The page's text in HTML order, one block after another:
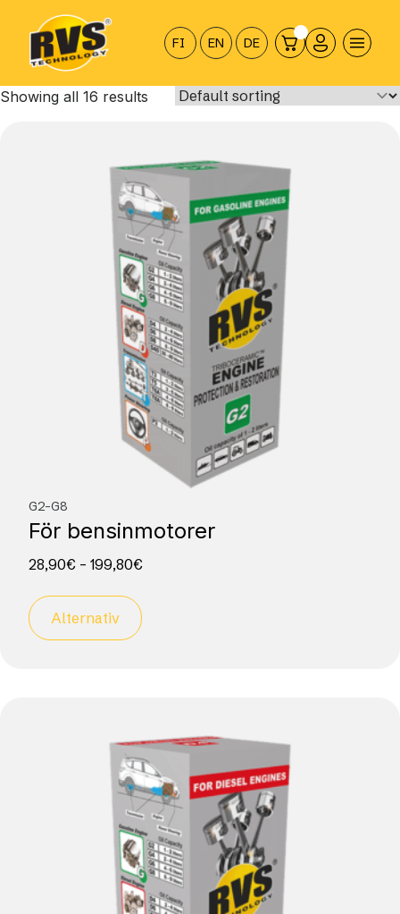
sisältöön
FI EN DE
Showing all 16 results
G2-G8
För bensinmotorer
28,90€ – 199,80€
Alternativ